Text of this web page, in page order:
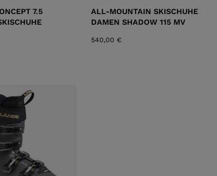
7.5
ALL-MOUNTAIN SKISCHUHE
DAMEN SHADOW 115 MV
540,00 €